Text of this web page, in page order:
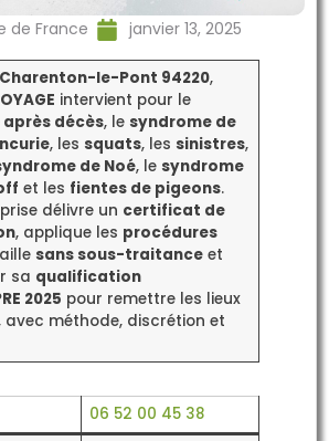
de France janvier 13, 2025
Charenton-le-Pont 94220,
intervient pour le
décès, le syndrome de
, les squats, les sinistres,
de Noé, le syndrome
et les fientes de pigeons.
délivre un certificat de
, applique les procédures
sans sous-traitanceet
sa qualification
2025 pour remettre les lieux
avec méthode, discrétion et
06 52 00 45 38